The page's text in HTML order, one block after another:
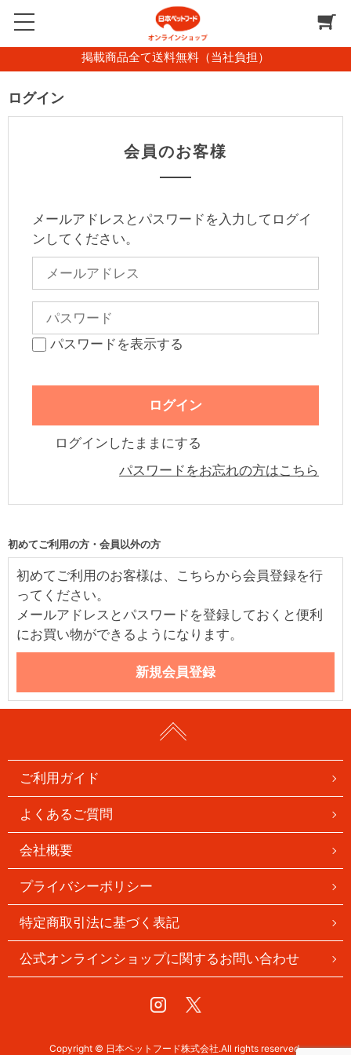
掲載商品全て送料無料（当社負担）
ログイン
会員のお客様
メールアドレスとパスワードを入力してログイ
ンしてください。
パスワードを表示する
ログインしたままにする
パスワードをお忘れの方はこちら
初めてご利用の方・会員以外の方
初めてご利用のお客様は、こちらから会員登録を行
ってください。
メールアドレスとパスワードを登録しておくと便利
にお買い物ができるようになります。
ご利用ガイド
よくあるご質問
会社概要
プライバシーポリシー
特定商取引法に基づく表記
公式オンラインショップに関するお問い合わせ
Instagram
Copyright © 日本ペットフード株式会社.All rights reserved.